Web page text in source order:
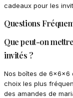
cadeaux pour les
Questions
Que peut-on
invités ?
Nos boîtes de 6x6x6
choix les plus
des amandes de